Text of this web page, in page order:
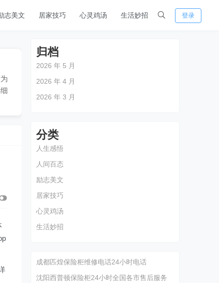
志美文 居家技巧 心灵鸡汤 生活妙招 登录
归档
2026 年 5 月
2026 年 4 月
2026 年 3 月
分类
人生感悟
人间百态
励志美文
居家技巧
心灵鸡汤
生活妙招
成都匹煌保险柜维修电话24小时电话
沈阳西普顿保险柜24小时全国各市售后服务